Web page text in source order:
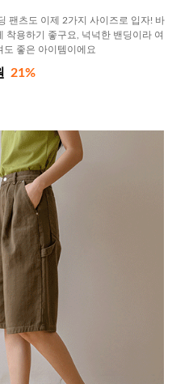
팬츠도 이제 2가지 사이즈로 입자! 바
착용하기 좋구요, 넉넉한 밴딩이라 여
도 좋은 아이템이에요
21%